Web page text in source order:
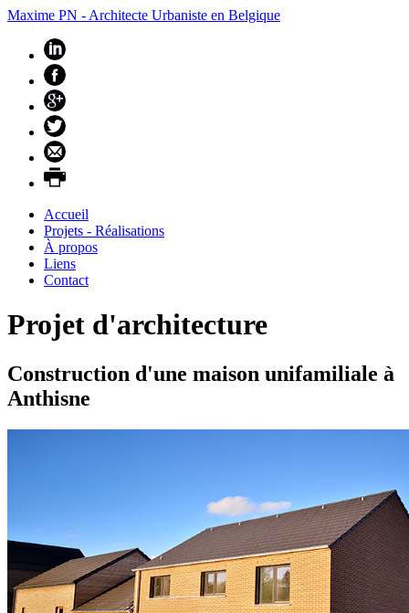
Maxime PN - Architecte Urbaniste en Belgique
Accueil
Projets - Réalisations
À propos
Liens
Contact
Projet d'architecture
Construction d'une maison unifamiliale à
Anthisne